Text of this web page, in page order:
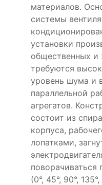
материалов.
системы
установки
общественных и
требуются
уровень шума и
параллельной
агрегатов.
состоит из
корпуса,
лопатками,
поворачиваться
(0°, 45°, 90°,